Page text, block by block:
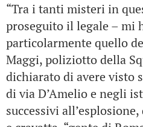
“Tra i tanti misteri in
proseguito il legale – mi
particolarmente quello
Maggi, poliziotto della
dichiarato di avere visto
di via D’Amelio e negli
successivi